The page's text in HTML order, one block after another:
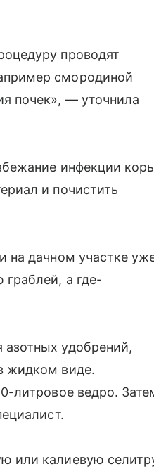
проводят
смородиной
почек», — уточнила
инфекции
и почистить
на дачном участке
а где-
удобрений,
жидком виде.
литровое ведро.
или калиевую